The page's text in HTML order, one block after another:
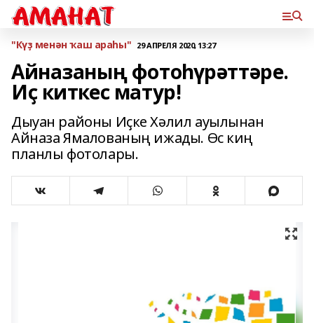
"Күҙ менән ҡаш араһы" 29 АПРЕЛЯ 2020, 13:27
Айназаның фотоһүрәттәре.
Иҫ киткес матур!
Дыуан районы Иҫке Хәлил ауылынан
Айназа Ямалованың ижады. Өс киң
планлы фотолары.